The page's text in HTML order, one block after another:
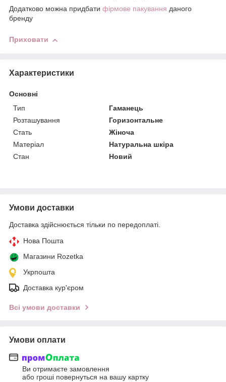
Додатково можна придбати фірмове пакування даного
бренду
Приховати
Характеристики
Основні
Тип
Гаманець
Розташування
Горизонтальне
Стать
Жіноча
Матеріал
Натуральна шкіра
Стан
Новий
Умови доставки
Доставка здійснюється тільки по передоплаті.
Нова Пошта
Магазини Rozetka
Укрпошта
Доставка кур'єром
Всі умови доставки
Умови оплати
Ви отримаєте замовлення
або гроші повернуться на вашу картку